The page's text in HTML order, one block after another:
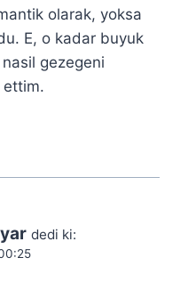
olarak, yoksa
E, o kadar buyuk
gezegeni
ettim.
dedi ki: